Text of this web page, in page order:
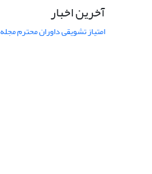
آخرین اخبار
امتیاز تشویقی داوران محترم مجله